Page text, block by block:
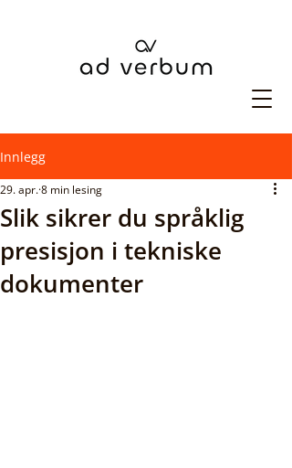
Innlegg
Slik sikrer du språklig
presisjon i tekniske
dokumenter
29. apr.8 min lesing